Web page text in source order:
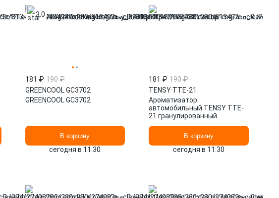
3.0
181 ₽ 190 ₽
GREENCOOL·GC3702
GREENCOOL GC3702
В корзину
сегодня в 11:30
181 ₽ 190 ₽
TENSY·TTE-21
Ароматизатор
автомобильный TENSY TTE-
21 гранулированный
В корзину
сегодня в 11:30